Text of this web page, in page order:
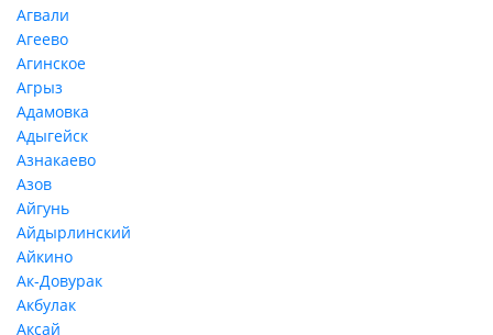
Агвали
Агеево
Агинское
Агрыз
Адамовка
Адыгейск
Азнакаево
Азов
Айгунь
Айдырлинский
Айкино
Ак-Довурак
Акбулак
Аксай